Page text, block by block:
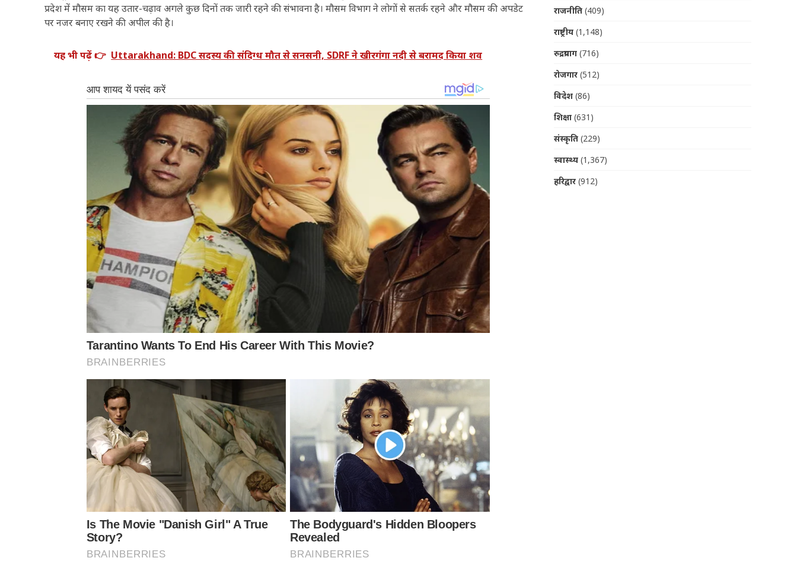
प्रदेश में मौसम का यह उतार-चढ़ाव अगले कुछ दिनों तक जारी रहने की संभावना है। मौसम विभाग ने लोगों से सतर्क रहने और मौसम की अपडेट
पर नजर बनाए रखने की अपील की है।
यह भी पढ़ें 👉 Uttarakhand: BDC सदस्य की संदिग्ध मौत से सनसनी, SDRF ने खीरगंगा नदी से बरामद किया शव
राजनीति(409)
राष्ट्रीय(1,148)
रुद्रप्रयाग(716)
रोजगार(512)
विदेश(86)
शिक्षा(631)
संस्कृति(229)
स्वास्थ्य(1,367)
हरिद्वार(912)